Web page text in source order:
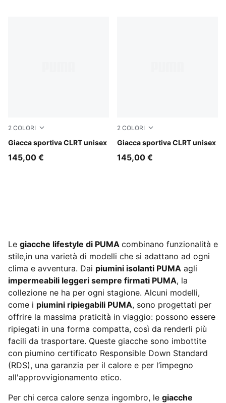
2 COLORI
Giacca sportiva CLRT unisex
Moody Gray
145,00 €
2 COLORI
Giacca sportiva CLRT unisex
Chocolate Fondue
145,00 €
Le giacche lifestyle di PUMA combinano funzionalità e
stile,in una varietà di modelli che si adattano ad ogni
clima e avventura. Dai piumini isolanti PUMA agli
impermeabili leggeri sempre firmati PUMA, la
collezione ne ha per ogni stagione. Alcuni modelli,
come i piumini ripiegabili PUMA, sono progettati per
offrire la massima praticità in viaggio: possono essere
ripiegati in una forma compatta, così da renderli più
facili da trasportare. Queste giacche sono imbottite
con piumino certificato Responsible Down Standard
(RDS), una garanzia per il calore e per l’impegno
all'approvvigionamento etico.
Per chi cerca calore senza ingombro, le giacche